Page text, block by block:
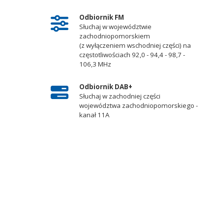
Odbiornik FM
Słuchaj w województwie
zachodniopomorskiem
(z wyłączeniem wschodniej części) na
częstotliwościach 92,0 - 94,4 - 98,7 -
106,3 MHz
Odbiornik DAB+
Słuchaj w zachodniej części
województwa zachodniopomorskiego -
kanał 11A